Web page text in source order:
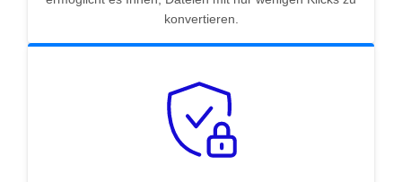
konvertieren.